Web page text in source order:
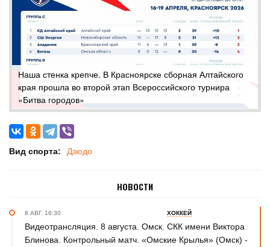
Наша стенка крепче. В Красноярске сборная Алтайского
края прошла во второй этап Всероссийского турнира
«Битва городов»
Вид спорта: Дзюдо
НОВОСТИ
8 АВГ. 16:30 ХОККЕЙ
Видеотрансляция. 8 августа. Омск. СКК имени Виктора
Блинова. Контрольный матч. «Омские Крылья» (Омск) -